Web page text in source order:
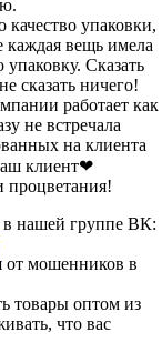
упаковки,
вещь имела
Сказать
сказать ничего!
работает как
не встречала
на клиента
клиент❤
нашей группе ВК:
от мошенников в
товары оптом из
что вас